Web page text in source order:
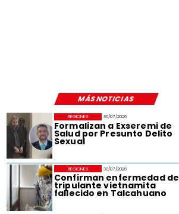
MÁS NOTICIAS
30/07/2026
Formalizan a Exseremi de
Salud por Presunto Delito
Sexual
REGIONES
30/07/2026
Confirman enfermedad de
tripulante vietnamita
fallecido en Talcahuano
REGIONES